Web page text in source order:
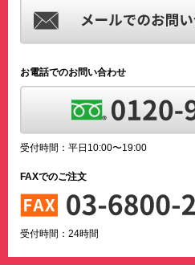
お電話でのお問い合わせ
受付時間：平日10:00〜19:00
FAXでのご注文
受付時間：24時間